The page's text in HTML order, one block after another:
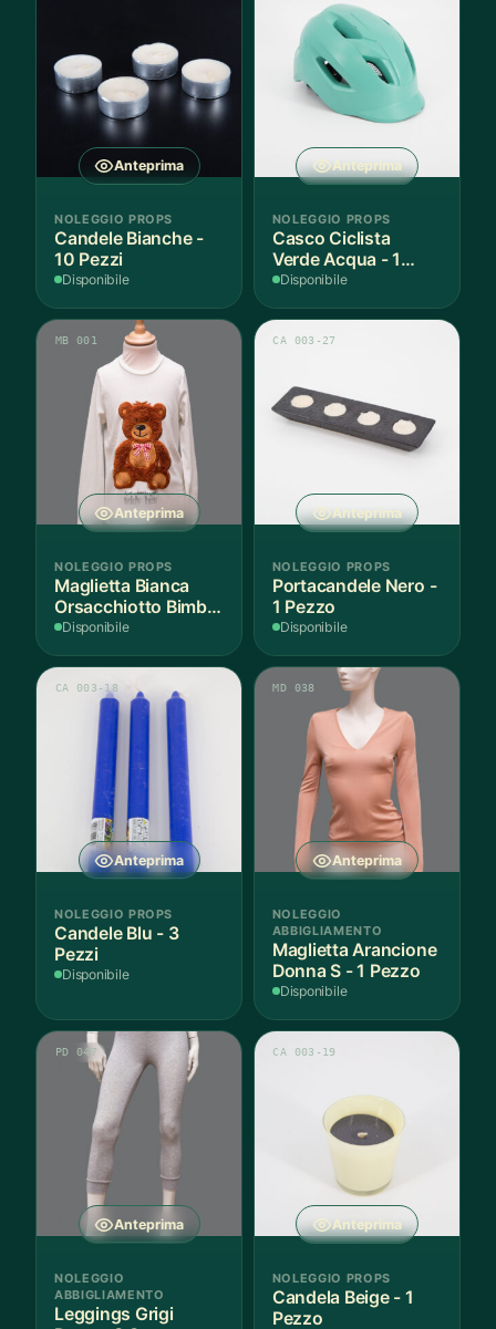
Anteprima
NOLEGGIO PROPS
Candele Bianche -
10 Pezzi
Disponibile
Anteprima
NOLEGGIO PROPS
Casco Ciclista
Verde Acqua - 1
Pezzo
Disponibile
Anteprima
MB 001
NOLEGGIO PROPS
Maglietta Bianca
Orsacchiotto Bimbo
6-7 Anni Cotone - 1
Disponibile
Anteprima
CA 003-27
NOLEGGIO PROPS
Portacandele Nero -
1 Pezzo
Disponibile
Anteprima
CA 003-18
NOLEGGIO PROPS
Candele Blu - 3
Pezzi
Disponibile
Anteprima
MD 038
NOLEGGIO
ABBIGLIAMENTO
Maglietta Arancione
Donna S - 1 Pezzo
Disponibile
Anteprima
PD 047
NOLEGGIO
ABBIGLIAMENTO
Leggings Grigi
Anteprima
CA 003-19
NOLEGGIO PROPS
Candela Beige - 1
Pezzo